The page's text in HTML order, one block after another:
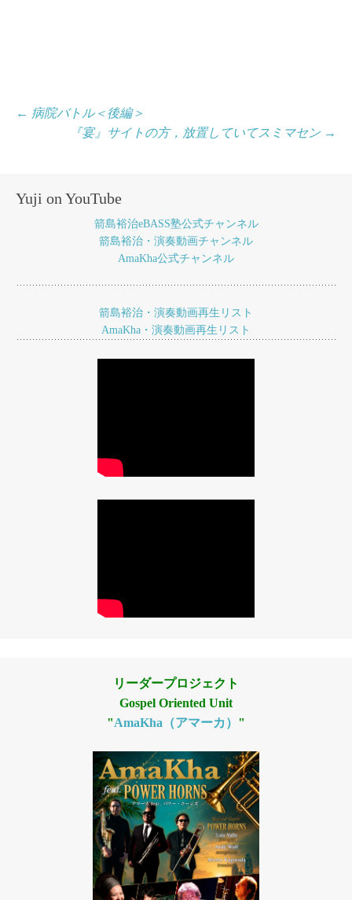
投
ビ
← 病院バトル＜後編＞
『宴』サイトの方，放置していてスミマセン →
Yuji on YouTube
箭島裕治eBASS塾公式チャンネル
箭島裕治・演奏動画チャンネル
AmaKha公式チャンネル
箭島裕治・演奏動画再生リスト
AmaKha・演奏動画再生リスト
リーダープロジェクト
Gospel Oriented Unit
"AmaKha（アマーカ） "